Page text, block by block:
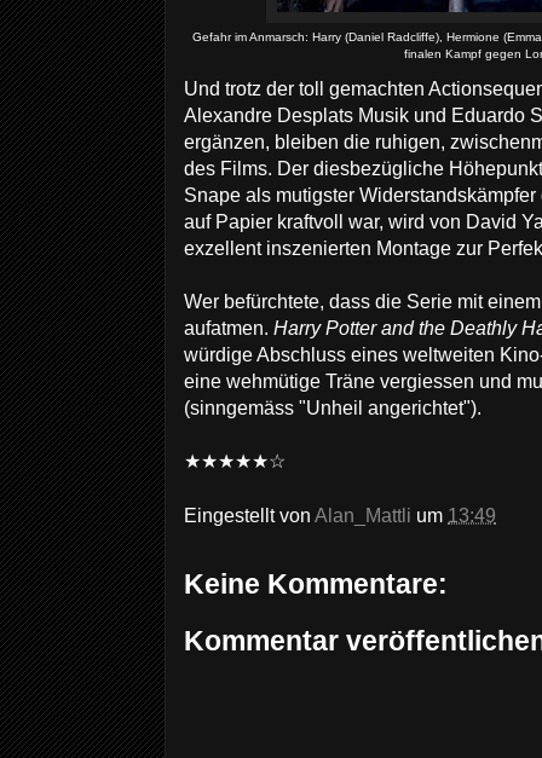
Gefahr im Anmarsch: Harry (Daniel Radcliffe), Hermione
finalen Kampf gegen
Und trotz der toll gemachten
Alexandre Desplats Musik und Eduardo
ergänzen, bleiben die ruhigen,
des Films. Der diesbezügliche
Snape als mutigster
auf Papier kraftvoll war, wird von David
exzellent inszenierten Montage zur
Wer befürchtete, dass die Serie mit
aufatmen. Harry Potter and the Deathly
würdige Abschluss eines weltweiten
eine wehmütige Träne vergiessen und
(sinngemäss "Unheil angerichtet").
★★★★★☆
Eingestellt von Alan_Mattli um 13:49
Keine Kommentare:
Kommentar